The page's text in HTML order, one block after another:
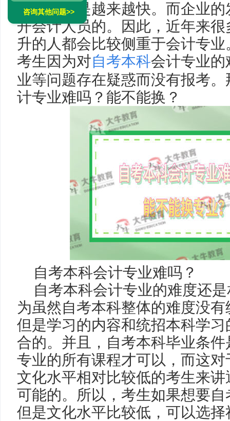
展可以说是越来越快。而企业
开会计人员的。因此，近年来
升的人都会比较侧重于会计专
考生因为对自考本科会计专业
业等问题存在疑惑而没有报考
计专业难吗？能不能换？
自考本科会计专业难吗？
自考本科会计专业的难度还
为虽然自考本科整体的难度没
但是学习的内容和统招本科学
合的。并且，自考本科毕业条
专业的所有课程才可以，而这
文化水平相对比较低的考生来
可能的。所以，考生如果想要
但是文化水平比较低，可以选
咨询其他问题>>